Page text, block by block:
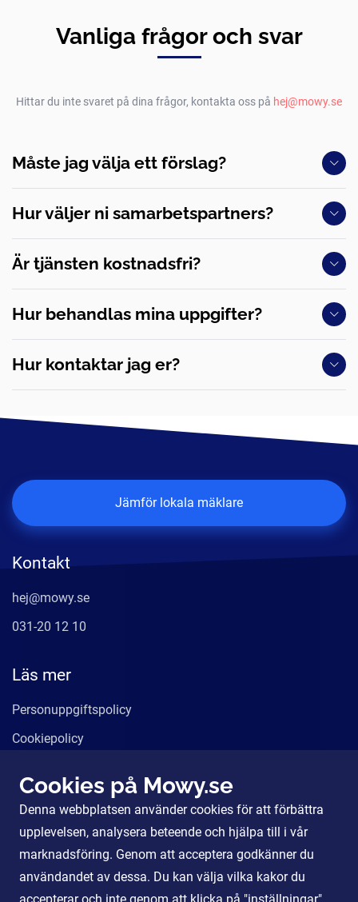
Vanliga frågor och svar
Hittar du inte svaret på dina frågor, kontakta oss på hej@mowy.se
Måste jag välja ett förslag?
Hur väljer ni samarbetspartners?
Är tjänsten kostnadsfri?
Hur behandlas mina uppgifter?
Hur kontaktar jag er?
Kontakt
hej@mowy.se
031-20 12 10
Läs mer
Personuppgiftspolicy
Cookiepolicy
Våra tjänster
För Partners
Jämför lokala mäklare
Cookies på Mowy.se
Denna webbplatsen använder cookies för att förbättra
upplevelsen, analysera beteende och hjälpa till i vår
marknadsföring. Genom att acceptera godkänner du
användandet av dessa. Du kan välja vilka kakor du